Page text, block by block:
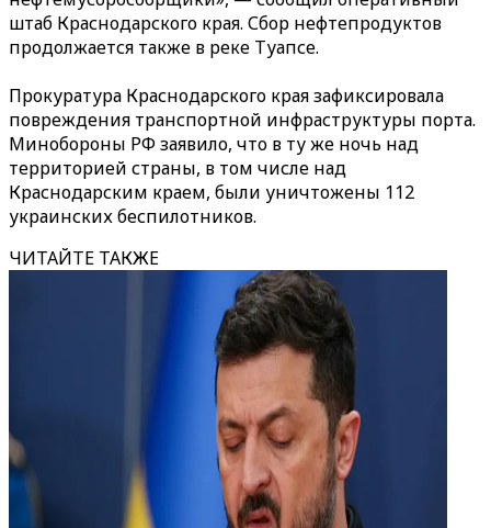
штаб Краснодарского края. Сбор нефтепродуктов
продолжается также в реке Туапсе.
Прокуратура Краснодарского края зафиксировала
повреждения транспортной инфраструктуры порта.
Минобороны РФ заявило, что в ту же ночь над
территорией страны, в том числе над
Краснодарским краем, были уничтожены 112
украинских беспилотников.
ЧИТАЙТЕ ТАКЖЕ